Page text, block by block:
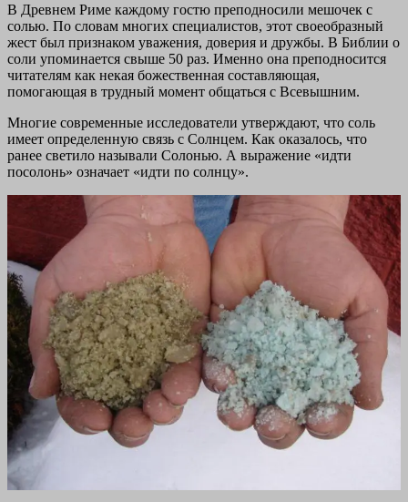
В Древнем Риме каждому гостю преподносили мешочек с
солью. По словам многих специалистов, этот своеобразный
жест был признаком уважения, доверия и дружбы. В Библии о
соли упоминается свыше 50 раз. Именно она преподносится
читателям как некая божественная составляющая,
помогающая в трудный момент общаться с Всевышним.
Многие современные исследователи утверждают, что соль
имеет определенную связь с Солнцем. Как оказалось, что
ранее светило называли Солонью. А выражение «идти
посолонь» означает «идти по солнцу».